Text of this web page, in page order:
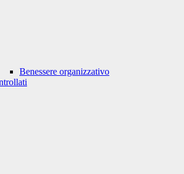
Benessere organizzativo